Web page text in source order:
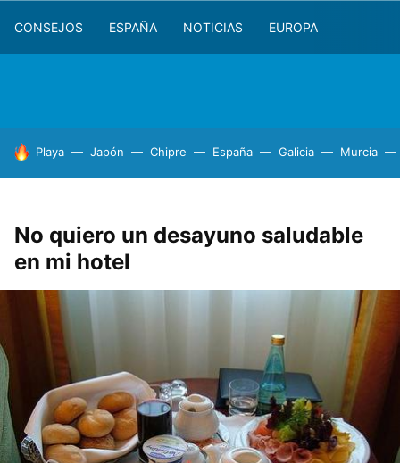
CONSEJOS ESPAÑA NOTICIAS EUROPA
HOY SE HABLA DE
Playa Japón Chipre España Galicia Murcia
No quiero un desayuno saludable
en mi hotel